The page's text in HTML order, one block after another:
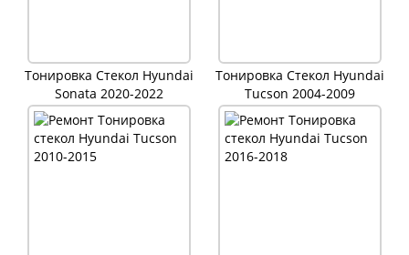
Тонировка Стекол Hyundai
Sonata 2020-2022
Тонировка Стекол Hyundai
Tucson 2004-2009